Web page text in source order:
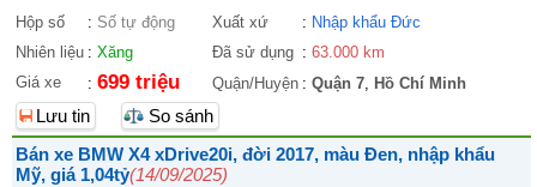
Hộp số : Số tự động Xuất xứ : Nhập khẩu Đức
Nhiên liệu : Xăng Đã sử dụng : 63.000 km
Giá xe
: 699 triệu Quận/Huyện : Quận 7, Hồ Chí Minh
Lưu tin
So sánh
Bán xe BMW X4 xDrive20i, đời 2017, màu Đen, nhập khẩu
Mỹ, giá 1,04tỷ(14/09/2025)